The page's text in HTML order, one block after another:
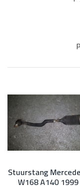
Stuurstang
W168 A140